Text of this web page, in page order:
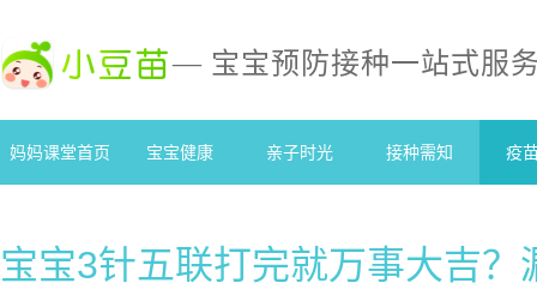
— 宝宝预防接种一站式服
妈妈课堂首页 宝宝健康 亲子时光 接种需知 疫
宝宝3针五联打完就万事大吉？